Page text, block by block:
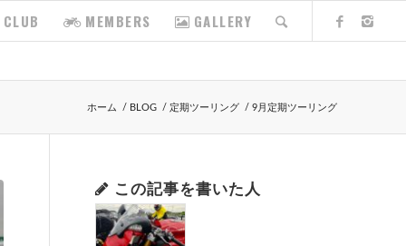
CLUB MEMBERS GALLERY
ホーム / BLOG / 定期ツーリング / 9月定期ツーリング
この記事を書いた人